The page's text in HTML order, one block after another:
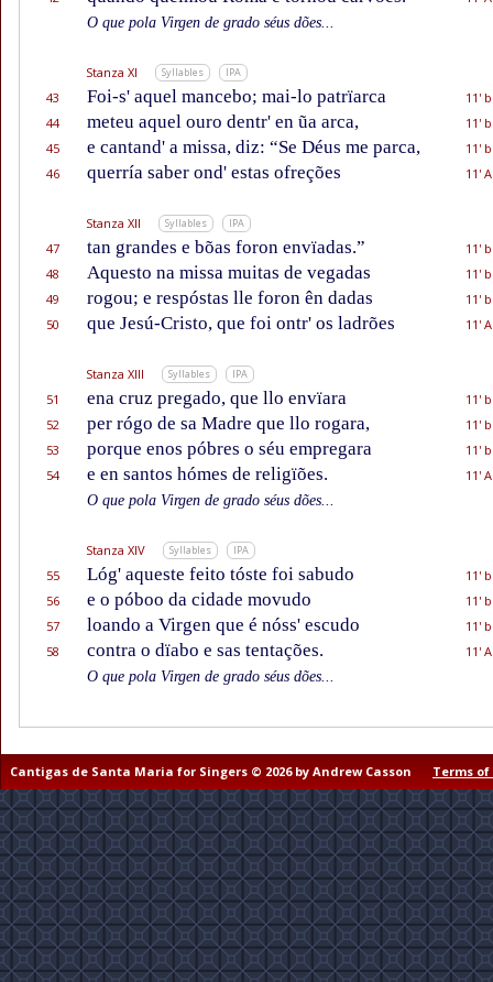
O que pola Virgen de grado séus dões...
Stanza XI Syllables IPA
43 Foi-s' aquel mancebo; mai-lo patrïarca
11' b
44
meteu aquel ouro dentr' en ũa arca,
11' b
45
e cantand' a missa, diz: “Se Déus me parca,
11' b
46
querría saber ond' estas ofreções 11' A
Stanza XII Syllables IPA
47 tan grandes e bõas foron envïadas.”
11' b
48
Aquesto na missa muitas de vegadas
11' b
49
rogou; e respóstas lle foron ên dadas
11' b
50
que Jesú-Cristo, que foi ontr' os ladrões 11' A
Stanza XIII Syllables IPA
51 ena cruz pregado, que llo envïara
11' b
52
per rógo de sa Madre que llo rogara,
11' b
53
porque enos póbres o séu empregara
11' b
54
e en santos hómes de religïões.
11' A
O que pola Virgen de grado séus dões...
Stanza XIV Syllables IPA
55 Lóg' aqueste feito tóste foi sabudo
11' b
56
e o póboo da cidade movudo
11' b
57
loando a Virgen que é nóss' escudo
11' b
58
contra o dïabo e sas tentações.
11' A
O que pola Virgen de grado séus dões...
Cantigas de Santa Maria for Singers © 2026 by Andrew Casson Terms of